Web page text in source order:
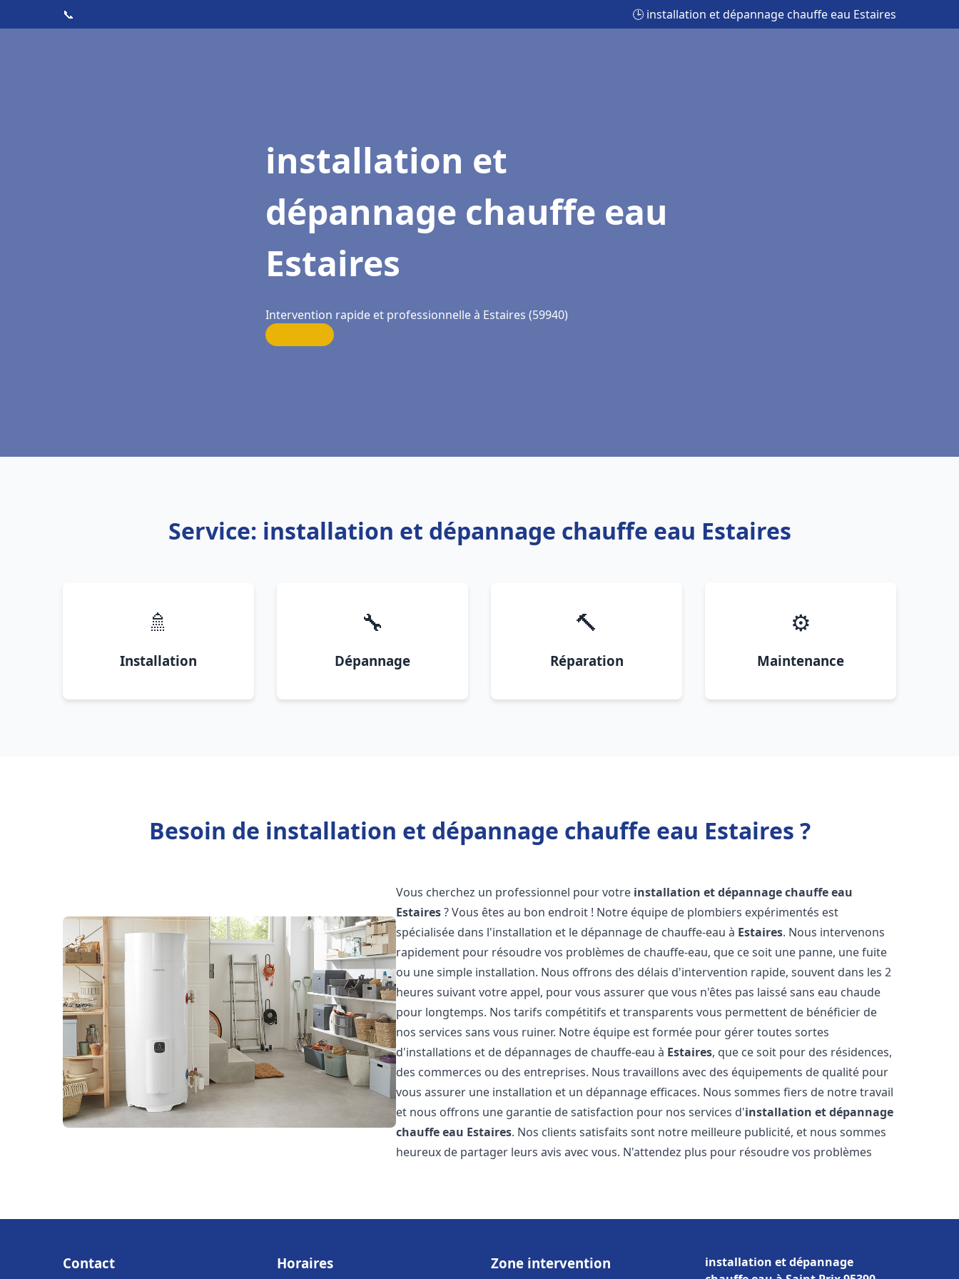
📞 🕒 installation et dépannage chauffe eau Estaires
installation et
dépannage chauffe eau
Estaires
Intervention rapide et professionnelle à Estaires (59940)
Service: installation et dépannage chauffe eau Estaires
🚿
Installation
🔧
Dépannage
🔨
Réparation
⚙️
Maintenance
Besoin de installation et dépannage chauffe eau Estaires ?
Vous cherchez un professionnel pour votre installation et dépannage chauffe eau
Estaires? Vous êtes au bon endroit ! Notre équipe de plombiers expérimentés est
spécialisée dans l'installation et le dépannage de chauffe-eau à Estaires. Nous intervenons
rapidement pour résoudre vos problèmes de chauffe-eau, que ce soit une panne, une fuite
ou une simple installation. Nous offrons des délais d'intervention rapide, souvent dans les 2
heures suivant votre appel, pour vous assurer que vous n'êtes pas laissé sans eau chaude
pour longtemps. Nos tarifs compétitifs et transparents vous permettent de bénéficier de
nos services sans vous ruiner. Notre équipe est formée pour gérer toutes sortes
d'installations et de dépannages de chauffe-eau à Estaires, que ce soit pour des résidences,
des commerces ou des entreprises. Nous travaillons avec des équipements de qualité pour
vous assurer une installation et un dépannage efficaces. Nous sommes fiers de notre travail
et nous offrons une garantie de satisfaction pour nos services d'installation et dépannage
chauffe eau Estaires. Nos clients satisfaits sont notre meilleure publicité, et nous sommes
heureux de partager leurs avis avec vous. N'attendez plus pour résoudre vos problèmes
Contact Horaires Zone intervention
installation et dépannage